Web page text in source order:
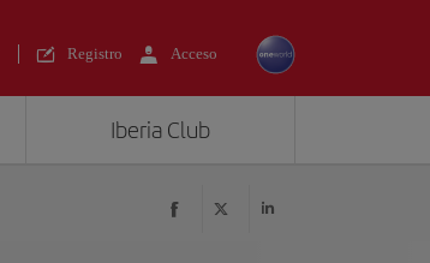
Registro Acceso
Iberia Club